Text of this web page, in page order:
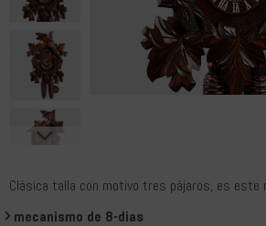
Clásica talla con motivo tres pájaros, es este
mecanismo de 8-dias